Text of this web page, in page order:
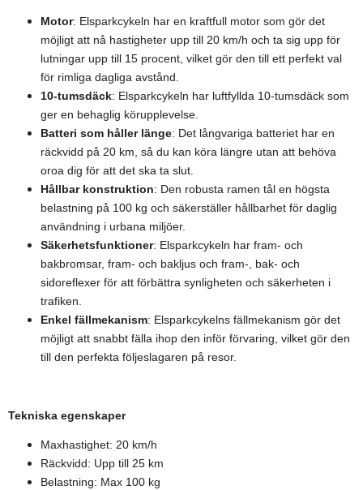
Motor: Elsparkcykeln har en kraftfull motor som gör det
möjligt att nå hastigheter upp till 20 km/h och ta sig upp för
lutningar upp till 15 procent, vilket gör den till ett perfekt val
för rimliga dagliga avstånd.
10-tumsdäck: Elsparkcykeln har luftfyllda 10-tumsdäck som
ger en behaglig körupplevelse.
Batteri som håller länge: Det långvariga batteriet har en
räckvidd på 20 km, så du kan köra längre utan att behöva
oroa dig för att det ska ta slut.
Hållbar konstruktion: Den robusta ramen tål en högsta
belastning på 100 kg och säkerställer hållbarhet för daglig
användning i urbana miljöer.
Säkerhetsfunktioner: Elsparkcykeln har fram- och
bakbromsar, fram- och bakljus och fram-, bak- och
sidoreflexer för att förbättra synligheten och säkerheten i
trafiken.
Enkel fällmekanism: Elsparkcykelns fällmekanism gör det
möjligt att snabbt fälla ihop den inför förvaring, vilket gör den
till den perfekta följeslagaren på resor.
Tekniska egenskaper
Maxhastighet: 20 km/h
Räckvidd: Upp till 25 km
Belastning: Max 100 kg